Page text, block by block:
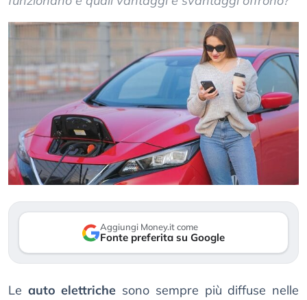
Aggiungi Money.it come
Fonte preferita su Google
Le auto elettriche sono sempre più diffuse nelle